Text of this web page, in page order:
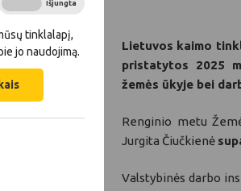
Išjungta
tinklalapį,
jo naudojimą.
Lietuvos kaimo
pristatytos 2025
žemės ūkyje bei
Renginio metu
Jurgita Čiučkienė
Valstybinės darbo